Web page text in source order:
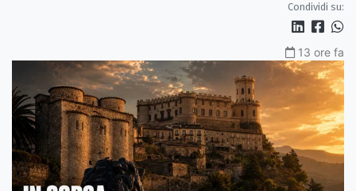
Condividi su:
13 ore fa